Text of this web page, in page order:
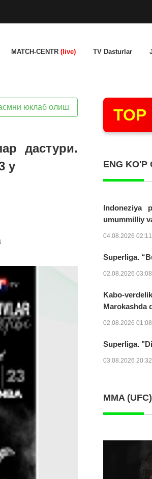
MATCH-CENTR (live) TV Dasturlar
юклаб олиш
дастури.
y
TOP
ENG KO'P
Indoneziya
umummilliy
04.08.2026
Superliga.
02.08.2026
Kabo-
Marokashda
02.08.2026
Superliga.
03.08.2026
MMA